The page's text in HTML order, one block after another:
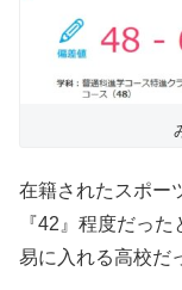
在籍されたスポー
『42』程度だっ
易に入れる高校だ